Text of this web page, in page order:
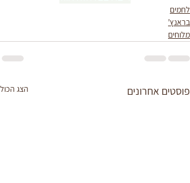
לחמים
בראנץ'
מלוחים
פוסטים אחרונים הצג הכול